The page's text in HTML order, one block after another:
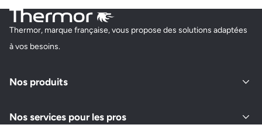
Thermor, marque française, vous propose des solutions adaptées
à vos besoins.
Nos produits
Nos services pour les pros